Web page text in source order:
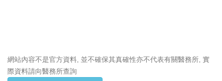
網站內容不是官方資料, 並不確保其真確性亦不代表有關醫務所, 實
際資料請向醫務所查詢